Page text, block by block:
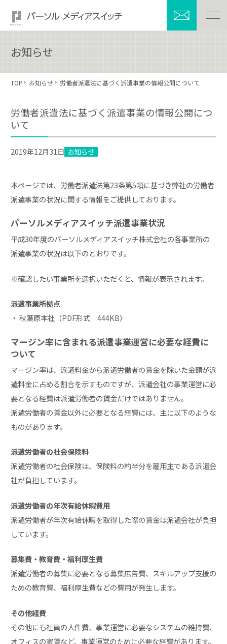
お知らせ
TOP お知らせ 労働者派遣法に基づく派遣事業の情報公開について
労働者派遣法に基づく派遣事業の情報公開につ
いて
2019年12月31日 お知らせ
本ページでは、労働者派遣法第23条第5項に基づき弊社の労働者
派遣事業の状況に関する情報をご提供しております。
パーソルメディアスイッチ派遣事業状況
平成30年度のパーソルメディアスイッチ株式会社の各事業所の
派遣事業の状況は以下のとおりです。
※確認したい事業所を選択いただくと、情報が表示されます。
派遣事業所拠点
・ 秋葉原本社（PDF形式 444KB）
マージン率に含まれる派遣事業運営に必要な経費に
ついて
マージン率は、派遣料金から派遣労働者の賃金を除いた金額が派
遣料金に占める割合を示すものですが、派遣会社の事業運営に必
要となる経費は派遣労働者の賃金だけではありません。
派遣労働者の賃金以外に必要となる経費には、主に以下のような
ものがあります。
派遣労働者の社会保険料
派遣労働者の社会保険は、保険料の約半分を雇用主である派遣会
社が負担しています。
派遣労働者の年次有給休暇費用
派遣労働者が年次有給休暇を取得した際の賃金は派遣会社が負担
しています。
募集費・教育費・福利厚生費
派遣労働者の募集に必要となる募集広告費、スキルアップ支援の
ための教育費、福利厚生費などの費用が発生します。
その他経費
その他にも社員の人件費、事業運営に必要なシステムの維持費、
オフィスの家賃など、事業運営のために必要な経費があります。